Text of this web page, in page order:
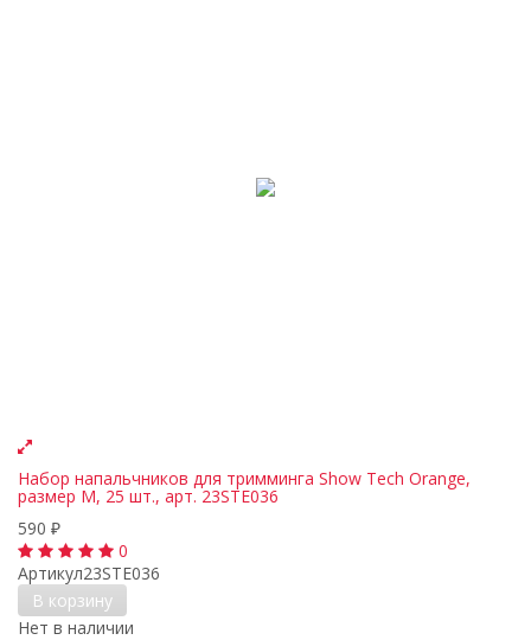
Набор напальчников для тримминга Show Tech Orange,
размер M, 25 шт., арт. 23STE036
590 ₽
0
Артикул23STE036
В корзину
Нет в наличии